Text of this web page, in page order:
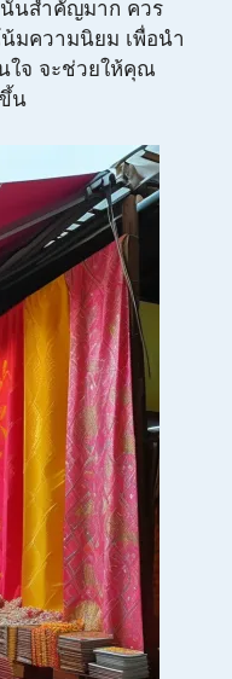
นั้นสำคัญมาก ควร
มความนิยม เพื่อนำ
ใจ จะช่วยให้คุณ
น